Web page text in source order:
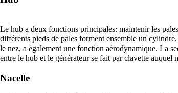
Le hub a deux fonctions principales: maintenir les
différents pieds de pales forment ensemble un
le nez, a également une fonction aérodynamique. La
entre le hub et le générateur se fait par clavette auquel
Nacelle